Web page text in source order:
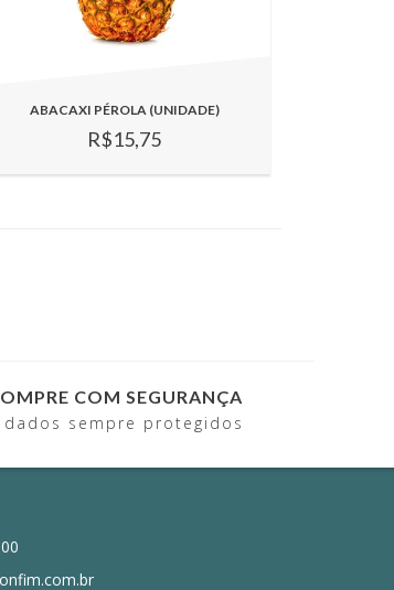
ABACAXI PÉROLA (UNIDADE)
R$15,75
COM SEGURANÇA
dados sempre protegidos